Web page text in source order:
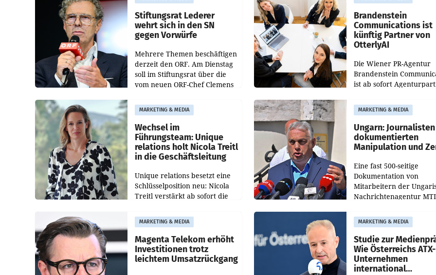
Bundeswettbewerbsbehörde
und der Bundeskartellanwalt
gegenüber Juli 2025
verdoppelte (+102
Stiftungsrat Lederer
wehrt sich in den SN
gegen Vorwürfe
Mehrere Themen beschäftigen
derzeit den ORF. Am Dienstag
soll im Stiftungsrat über die
vom neuen ORF-Chef Clemens
Besetzungen für die
Direktionen abgestimmt
werden.
Brandenstein
Communications ist
künftig Partner von
OtterlyAI
Die Wiener PR-Agentur
Brandenstein
ist ab sofort
Optimierungsplattform
OtterlyAI. Damit baut die
Agentur ihr
MARKETING & MEDIA
Wechsel im
Führungsteam: Unique
relations holt Nicola Treitl
in die Geschäftsleitung
Unique relations besetzt eine
Schlüsselposition neu: Nicola
Treitl verstärkt ab sofort die
PR-Agentur an der Seite von
Josef Kalina und Anna Kalina-
Mahr.
MARKETING & MEDIA
Ungarn: Journalisten
dokumentierten
Manipulation und
Eine fast 500-seitige
Dokumentation von
Mitarbeitern der
Nachrichtenagentur
Manipulation und
der Agentur während
MARKETING & MEDIA
Magenta Telekom erhöht
Investitionen trotz
leichtem Umsatzrückgang
MARKETING & MEDIA
Studie zur
Wie Österreichs ATX-
Unternehmen
international